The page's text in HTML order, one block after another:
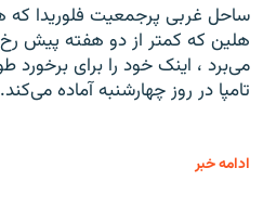
ساحل غربی پرجمعیت فلوریدا که
هلین که کمتر از دو هفته پیش
می‌برد ، اینک خود را برای برخورد
تامپا در روز چهارشنبه آماده می‌کند.
ادامه خبر